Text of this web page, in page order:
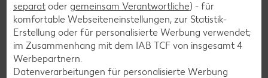
Über Julia von @mamiblock
DIY-Expertin
separat oder gemeinsam Verantwortliche) - für
komfortable Webseiteneinstellungen, zur Statistik-
Erstellung oder für personalisierte Werbung verwendet;
im Zusammenhang mit dem IAB TCF von insgesamt 4
Werbepartnern.
Datenverarbeitungen für personalisierte Werbung